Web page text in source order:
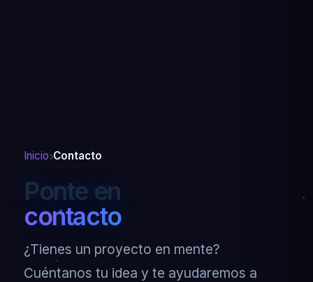
Inicio Contacto
Ponte en
contacto
¿Tienes un proyecto en mente?
Cuéntanos tu idea y te ayudaremos a